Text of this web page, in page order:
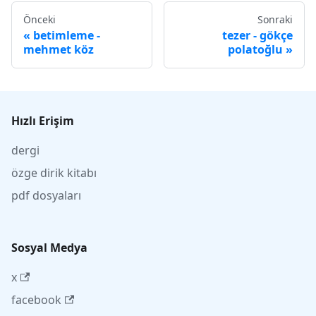
Önceki
betimleme -
mehmet köz
Sonraki
tezer - gökçe
polatoğlu
Hızlı Erişim
dergi
özge dirik kitabı
pdf dosyaları
Sosyal Medya
x
facebook